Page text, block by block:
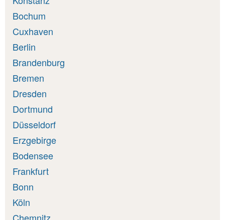
Bochum
Cuxhaven
Berlin
Brandenburg
Bremen
Dresden
Dortmund
Düsseldorf
Erzgebirge
Bodensee
Frankfurt
Bonn
Köln
Chemnitz